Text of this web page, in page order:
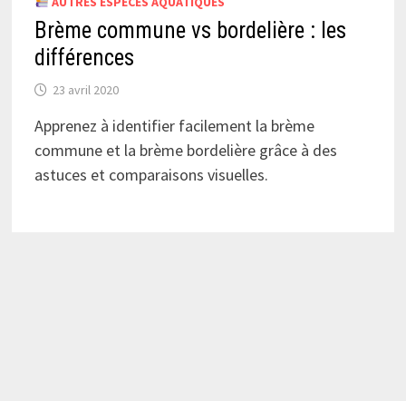
Brème commune vs bordelière : les
différences
23 avril 2020
Apprenez à identifier facilement la brème
commune et la brème bordelière grâce à des
astuces et comparaisons visuelles.